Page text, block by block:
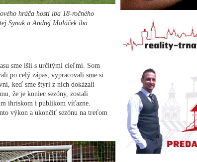
hráča hostí iba 18-ročného
Synak a Andrej Maláček iba
sme išli s určitými cieľmi. Som
po celý zápas, vypracovali sme si
keď sme štyri z nich dokázali
že je koniec sezóny, zostali
ihriskom i publikom víťazne.
výkon a ukončiť sezónu na treťom